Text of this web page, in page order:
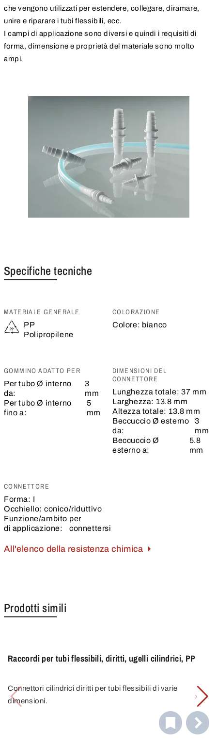
che vengono utilizzati per estendere, collegare, diramare,
unire e riparare i tubi flessibili, ecc.
I campi di applicazione sono diversi e quindi i requisiti di
forma, dimensione e proprietà del materiale sono molto
ampi.
Specifiche tecniche
MATERIALE GENERALE
PP
Polipropilene
COLORAZIONE
Colore: bianco
GOMMINO ADATTO PER
Per tubo Ø interno
da:
3
mm
Per tubo Ø interno
fino a:
5
mm
DIMENSIONI DEL
CONNETTORE
Lunghezza totale: 37 mm
Larghezza: 13.8 mm
Altezza totale: 13.8 mm
Beccuccio Ø esterno
da:
3
mm
Beccuccio Ø
esterno a:
5.8
mm
CONNETTORE
Forma: I
Occhiello: conico/riduttivo
Funzione/ambito
di applicazione:
per
connettersi
All'elenco della resistenza chimica
Prodotti simili
Raccordi per tubi flessibili, diritti, ugelli cilindrici, PP
Connettori cilindrici diritti per tubi flessibili di varie
dimensioni.